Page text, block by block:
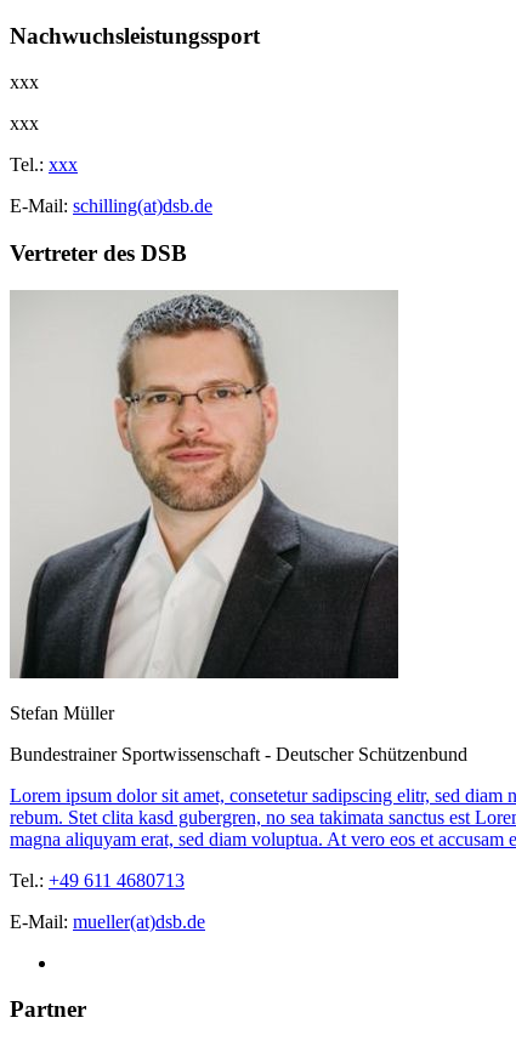
Nachwuchsleistungssport
xxx
xxx
Tel.: xxx
E-Mail: schilling(at)dsb.de
Vertreter des DSB
Stefan Müller
Bundestrainer Sportwissenschaft - Deutscher Schützenbund
Lorem ipsum dolor sit amet, consetetur sadipscing elitr, sed
rebum. Stet clita kasd gubergren, no sea takimata sanctus est
magna aliquyam erat, sed diam voluptua. At vero eos et
Tel.: +49 611 4680713
E-Mail: mueller(at)dsb.de
Partner